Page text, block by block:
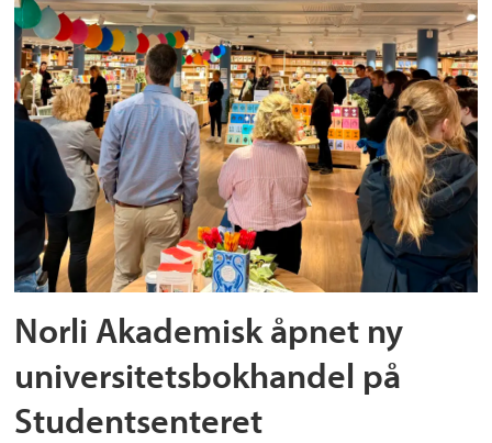
Norli Akademisk åpnet ny
universitetsbokhandel på
Studentsenteret